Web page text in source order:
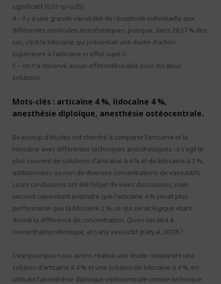
significatif (0,01<p>0,05)
4 – il y a une grande variabilité de réceptivité individuelle aux
différentes molécules anesthésiques, puisque, dans 28,57 % des
cas, c’est la lidocaïne qui présentait une durée d’action
supérieure à l’articaïne (« effet sujet »)
5 – on n’a observé aucun effet indésirable pour les deux
solutions
Mots-clés : articaïne 4 %, lidocaïne 4 %,
anesthésie diploïque, anesthésie ostéocentrale.
Beaucoup d’études ont cherché à comparer l’articaïne et la
lidocaïne avec différentes techniques anesthésiques : il s’agit le
plus souvent de solutions d’articaïne à 4 % et de lidocaïne à 2 %,
additionnées ou non de diverses concentrations de vasoactifs.
Leurs conclusions ont été l’objet de vives discussions, mais
laissent cependant entendre que l’articaïne 4 % serait plus
performante que la lidocaïne 2 %, ce qui serait logique étant
donné la différence de concentration. Qu’en serait-il à
concentration identique, et sans vasoactif (Katyal, 2010) ?
C’est pourquoi nous avons réalisé une étude comparant une
solution d’articaïne à 4 % et une solution de lidocaïne à 4 %, en
utilisant l’anesthésie diploïque ostéocentrale comme technique